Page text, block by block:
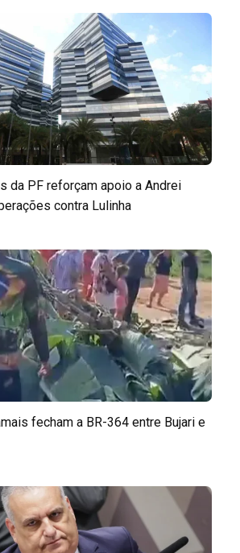
da PF reforçam apoio a Andrei
contra Lulinha
fecham a BR-364 entre Bujari e